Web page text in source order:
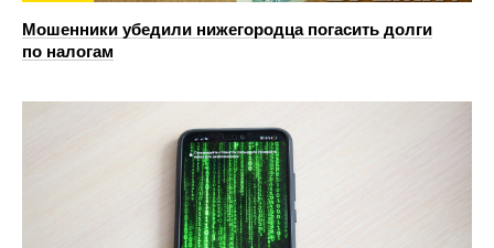
Мошенники убедили нижегородца погасить долги
по налогам